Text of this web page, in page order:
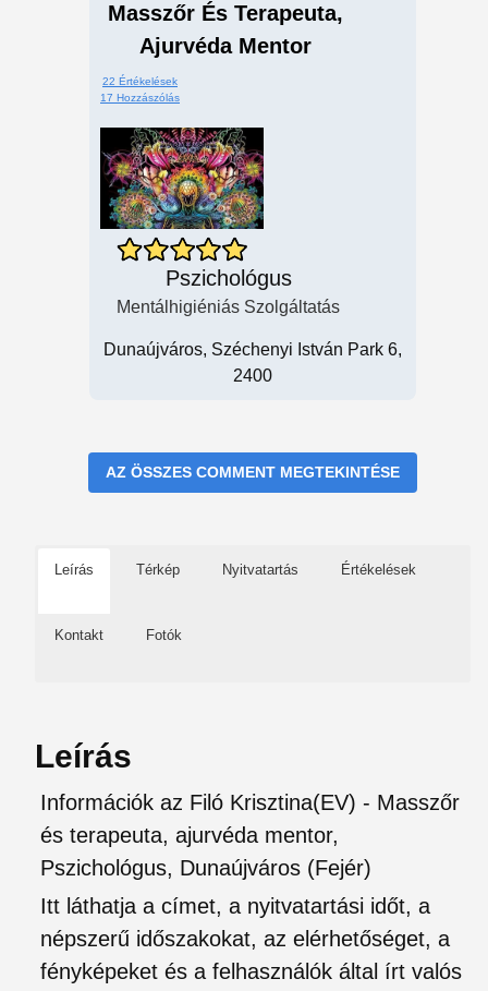
Masszőr És Terapeuta,
Ajurvéda Mentor
22 Értékelések
17 Hozzászólás
Pszichológus
Mentálhigiéniás Szolgáltatás
Dunaújváros, Széchenyi István Park 6,
2400
AZ ÖSSZES COMMENT MEGTEKINTÉSE
Leírás Térkép Nyitvatartás Értékelések
Kontakt Fotók
Leírás
Információk az Filó Krisztina(EV) - Masszőr
és terapeuta, ajurvéda mentor,
Pszichológus, Dunaújváros (Fejér)
Itt láthatja a címet, a nyitvatartási időt, a
népszerű időszakokat, az elérhetőséget, a
fényképeket és a felhasználók által írt valós